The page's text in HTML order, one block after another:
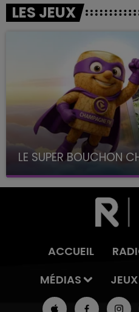
LES JEUX
LE SUPER BOUCHON
avec La Famille
ACCUEIL
MÉDIAS
JEUX